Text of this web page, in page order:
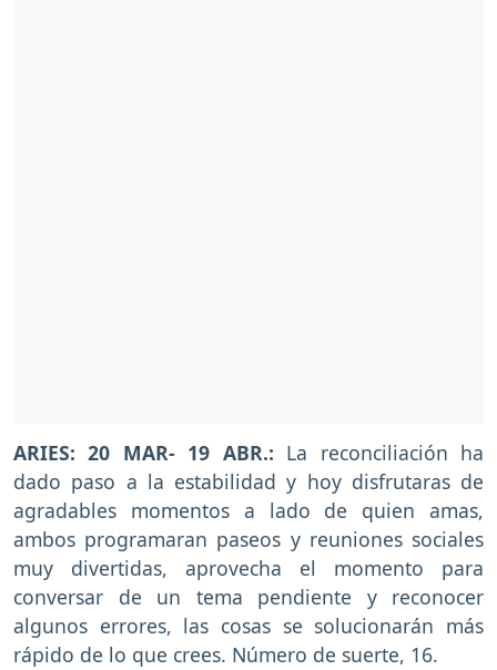
ARIES: 20 MAR- 19 ABR.: La reconciliación ha
dado paso a la estabilidad y hoy disfrutaras de
agradables momentos a lado de quien amas,
ambos programaran paseos y reuniones sociales
muy divertidas, aprovecha el momento para
conversar de un tema pendiente y reconocer
algunos errores, las cosas se solucionarán más
rápido de lo que crees. Número de suerte, 16.